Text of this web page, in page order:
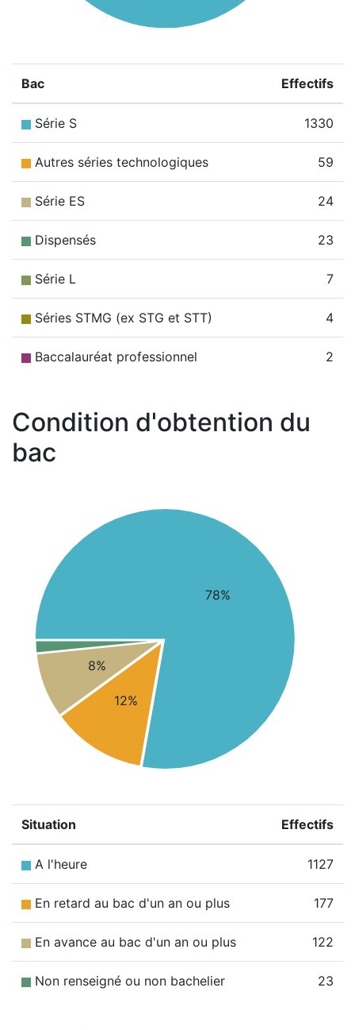
Bac Effectifs
Série S 1330
Autres séries technologiques 59
Série ES 24
Dispensés 23
Série L 7
Séries STMG (ex STG et STT) 4
Baccalauréat professionnel 2
Condition d'obtention du
bac
78%
12%
8%
Situation Effectifs
A l'heure 1127
En retard au bac d'un an ou plus 177
En avance au bac d'un an ou plus 122
Non renseigné ou non bachelier 23